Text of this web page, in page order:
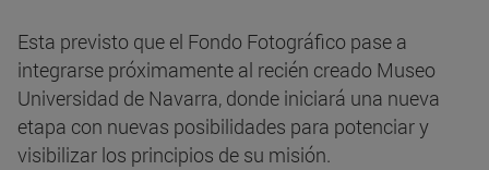
Esta previsto que el Fondo Fotográfico pase a
integrarse próximamente al recién creado Museo
Universidad de Navarra, donde iniciará una nueva
etapa con nuevas posibilidades para potenciar y
visibilizar los principios de su misión.